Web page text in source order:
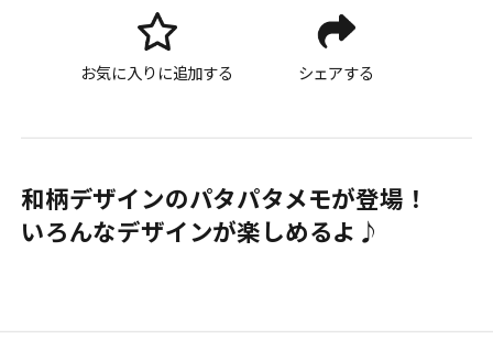
お気に入りに追加する シェアする
和柄デザインのパタパタメモが登場！
いろんなデザインが楽しめるよ♪